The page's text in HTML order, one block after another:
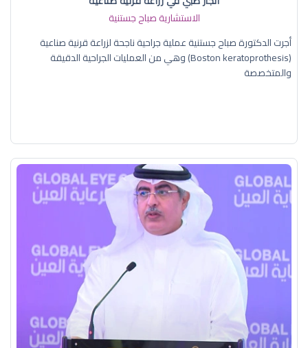
الاستشارية صباح جستنية
أجرت الدكتورة صباح جستنية عملية جراحية ناجحة لزراعة قرنية صناعية
(Boston keratoprothesis) وهي من العمليات الجراحية الدقيقة
والمتخصصة